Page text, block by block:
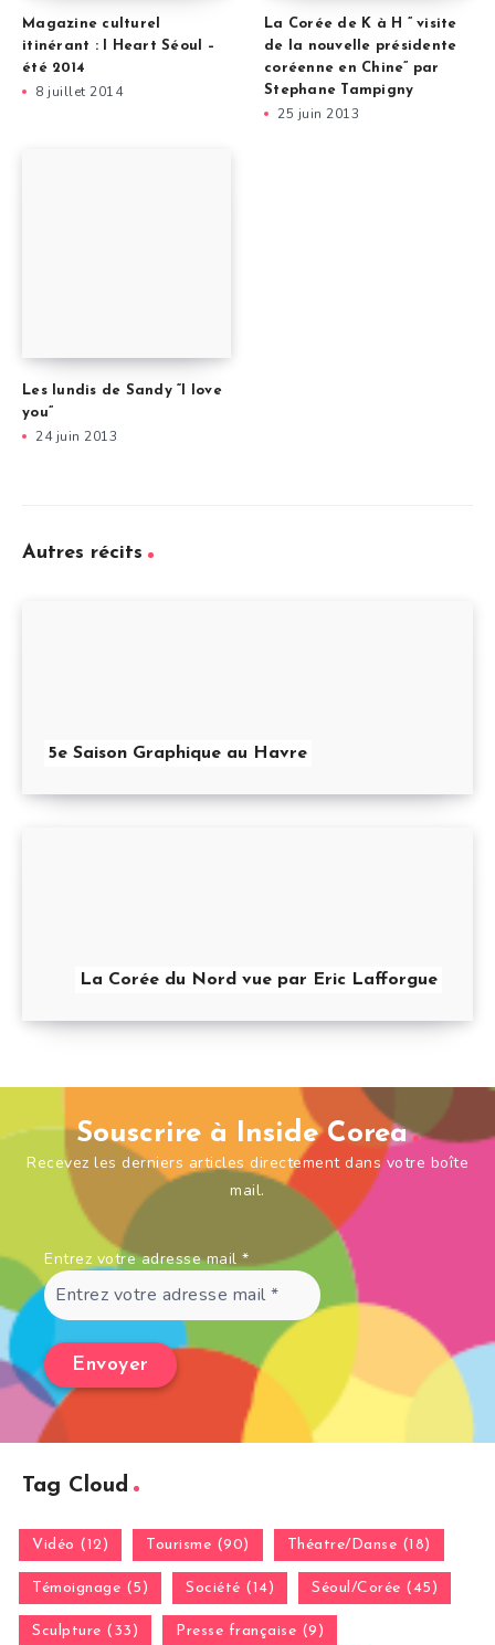
Magazine culturel
itinérant : I Heart Séoul –
été 2014
8 juillet 2014
La Corée de K à H ” visite
de la nouvelle présidente
coréenne en Chine” par
Stephane Tampigny
25 juin 2013
Les lundis de Sandy “I love
you”
24 juin 2013
Autres récits
5e Saison Graphique au Havre
La Corée du Nord vue par Eric Lafforgue
Souscrire à Inside Corea
Recevez les derniers articles directement dans votre boîte
mail.
Entrez votre adresse mail *
Tag Cloud
Vidéo (12) Tourisme (90) Théatre/Danse (18)
Témoignage (5) Société (14) Séoul/Corée (45)
Sculpture (33) Presse française (9)